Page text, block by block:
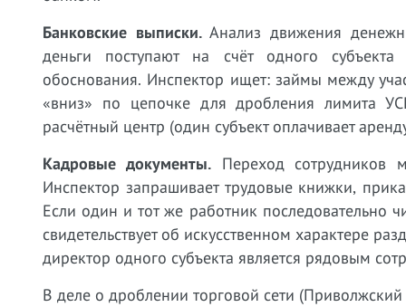
Банковские выписки.Анализ движения
деньги поступают на счёт одного
обоснования. Инспектор ищет: займы между
«вниз» по цепочке для дробления лимита
расчётный центр (один субъект оплачивает
Кадровые документы. Переход сотрудников
Инспектор запрашивает трудовые книжки,
Если один и тот же работник
свидетельствует об искусственном характере
директор одного субъекта является рядовым
В деле о дроблении торговой сети